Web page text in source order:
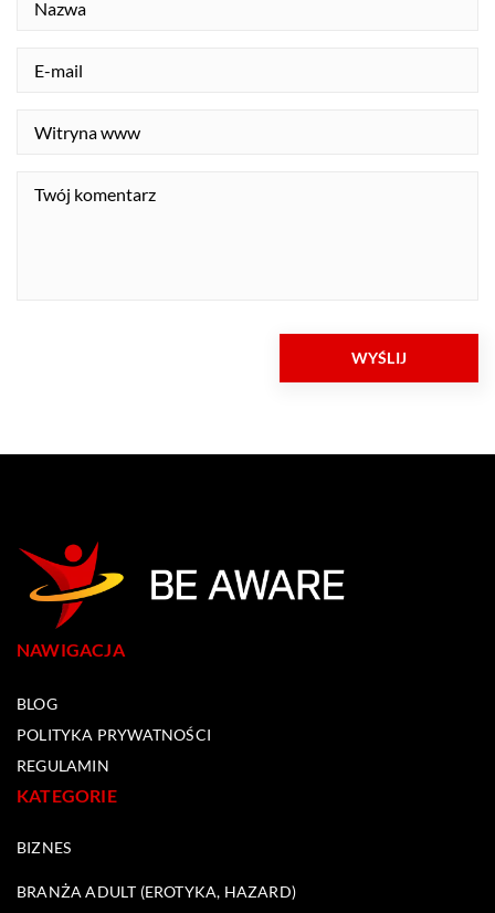
NAWIGACJA
BLOG
POLITYKA PRYWATNOŚCI
REGULAMIN
KATEGORIE
BIZNES
BRANŻA ADULT (EROTYKA, HAZARD)